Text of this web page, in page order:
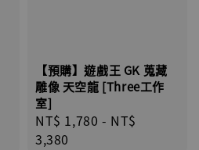
【預購】遊戲王 GK 蒐藏
雕像 天空龍 [Three工作
室]
Regular
price
NT$ 1,780 - NT$
3,380